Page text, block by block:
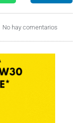
No hay comentarios